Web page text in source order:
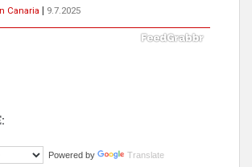
Canaria | 9.7.2025
va a llevar a Los Gatos callejeros de la zona los
Powered by Translate